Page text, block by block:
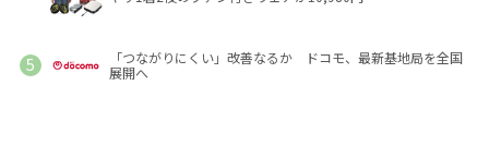
「つながりにくい」改善なるか ドコモ、最新基地局を全国
展開へ